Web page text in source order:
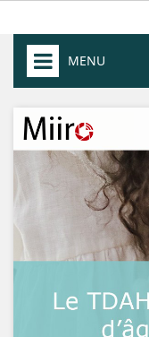
MENU